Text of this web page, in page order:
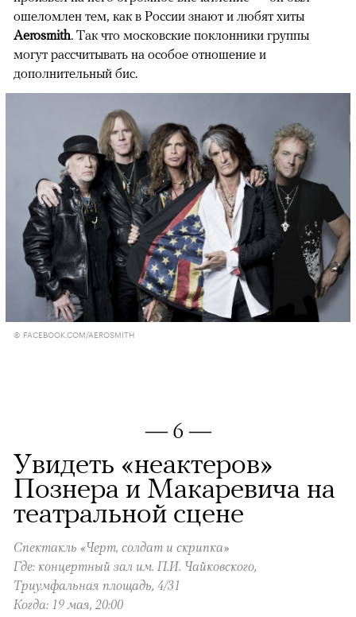
ошеломлен тем, как в России знают и любят хиты
Aerosmith. Так что московские поклонники группы
могут рассчитывать на особое отношение и
дополнительный бис.
© FACEBOOK.COM/AEROSMITH
— 6 —
Увидеть «неактеров»
Познера и Макаревича на
театральной сцене
Спектакль «Черт, солдат и скрипка»
Где: концертный зал им. П.И. Чайковского,
Триумфальная площадь, 4/31
Когда: 19 мая, 20:00